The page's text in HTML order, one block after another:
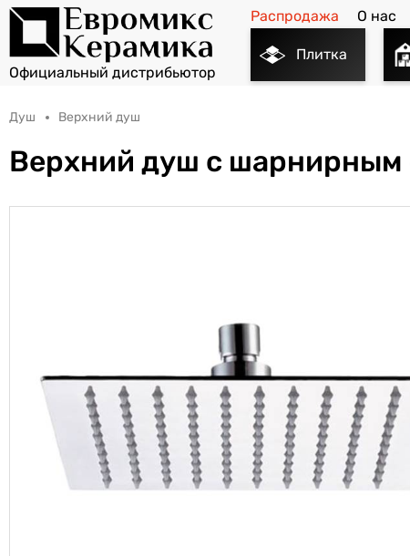
Распродажа О нас
Плитка
Душ Верхний душ
Верхний душ с шарнирным